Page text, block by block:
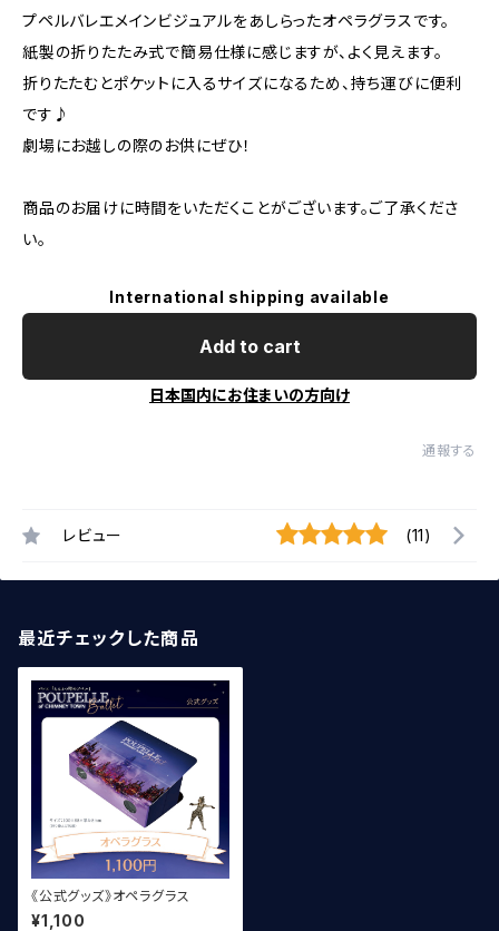
プペルバレエメインビジュアルをあしらったオペラグラスです。
紙製の折りたたみ式で簡易仕様に感じますが、よく見えます。
折りたたむとポケットに入るサイズになるため、持ち運びに便利
です♪
劇場にお越しの際のお供にぜひ！
商品のお届けに時間をいただくことがございます。ご了承くださ
い。
International shipping available
Add to cart
日本国内にお住まいの方向け
通報する
レビュー (11)
最近チェックした商品
《公式グッズ》オペラグラス
¥1,100